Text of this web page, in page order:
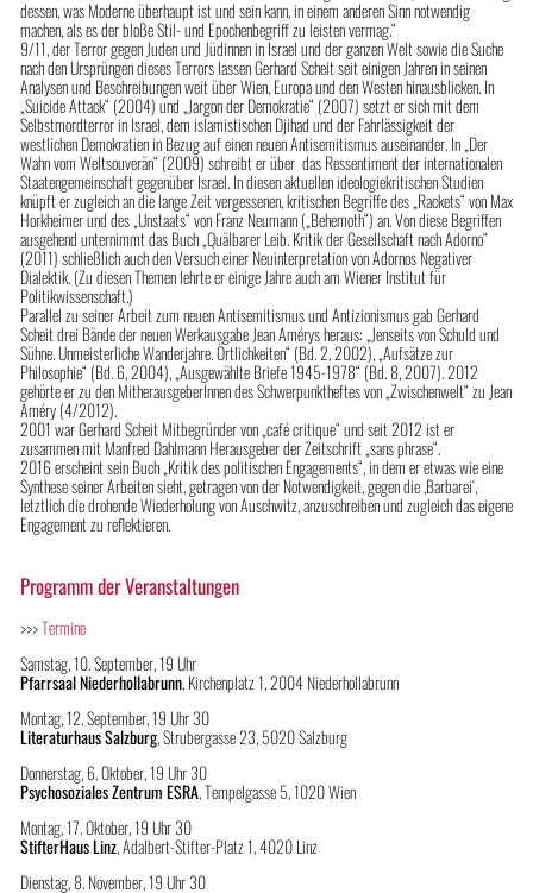
dessen, was Moderne überhaupt ist und sein kann, in einem anderen Sinn notwendig
machen, als es der bloße Stil- und Epochenbegriff zu leisten vermag.“
9/11, der Terror gegen Juden und Jüdinnen in Israel und der ganzen Welt sowie die Suche
nach den Ursprüngen dieses Terrors lassen Gerhard Scheit seit einigen Jahren in seinen
Analysen und Beschreibungen weit über Wien, Europa und den Westen hinausblicken. In
„Suicide Attack“ (2004) und „Jargon der Demokratie“ (2007) setzt er sich mit dem
Selbstmordterror in Israel, dem islamistischen Djihad und der Fahrlässigkeit der
westlichen Demokratien in Bezug auf einen neuen Antisemitismus auseinander. In „Der
Wahn vom Weltsouverän“ (2009) schreibt er über das Ressentiment der internationalen
Staatengemeinschaft gegenüber Israel. In diesen aktuellen ideologiekritischen Studien
knüpft er zugleich an die lange Zeit vergessenen, kritischen Begriffe des „Rackets“ von Max
Horkheimer und des „Unstaats“ von Franz Neumann („Behemoth“) an. Von diese Begriffen
ausgehend unternimmt das Buch „Quälbarer Leib. Kritik der Gesellschaft nach Adorno“
(2011) schließlich auch den Versuch einer Neuinterpretation von Adornos Negativer
Dialektik. (Zu diesen Themen lehrte er einige Jahre auch am Wiener Institut für
Politikwissenschaft.)
Parallel zu seiner Arbeit zum neuen Antisemitismus und Antizionismus gab Gerhard
Scheit drei Bände der neuen Werkausgabe Jean Amérys heraus: „Jenseits von Schuld und
Sühne. Unmeisterliche Wanderjahre. Örtlichkeiten“ (Bd. 2, 2002), „Aufsätze zur
Philosophie“ (Bd. 6, 2004), „Ausgewählte Briefe 1945-1978“ (Bd. 8, 2007). 2012
gehörte er zu den MitherausgeberInnen des Schwerpunktheftes von „Zwischenwelt“ zu Jean
Améry (4/2012).
2001 war Gerhard Scheit Mitbegründer von „café critique“ und seit 2012 ist er
zusammen mit Manfred Dahlmann Herausgeber der Zeitschrift „sans phrase“.
2016 erscheint sein Buch „Kritik des politischen Engagements“, in dem er etwas wie eine
Synthese seiner Arbeiten sieht, getragen von der Notwendigkeit, gegen die ‚Barbarei‘,
letztlich die drohende Wiederholung von Auschwitz, anzuschreiben und zugleich das eigene
Engagement zu reflektieren.
Programm der Veranstaltungen
>>>Termine
Samstag, 10. September, 19 Uhr
Pfarrsaal Niederhollabrunn, Kirchenplatz 1, 2004 Niederhollabrunn
Montag, 12. September, 19 Uhr 30
Literaturhaus Salzburg, Strubergasse 23, 5020 Salzburg
Donnerstag, 6. Oktober, 19 Uhr 30
Psychosoziales Zentrum ESRA, Tempelgasse 5, 1020 Wien
Montag, 17. Oktober, 19 Uhr 30
StifterHaus Linz, Adalbert-Stifter-Platz 1, 4020 Linz
Dienstag, 8. November, 19 Uhr 30